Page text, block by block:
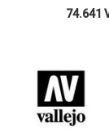
74.641